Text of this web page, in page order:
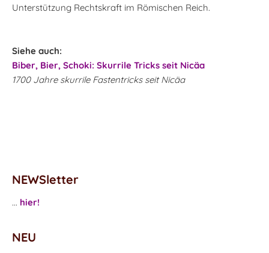
Unterstützung Rechtskraft im Römischen Reich.
Siehe auch:
Biber, Bier, Schoki: Skurrile Tricks seit Nicäa
1700 Jahre skurrile Fastentricks seit Nicäa
NEWSletter
... hier!
NEU